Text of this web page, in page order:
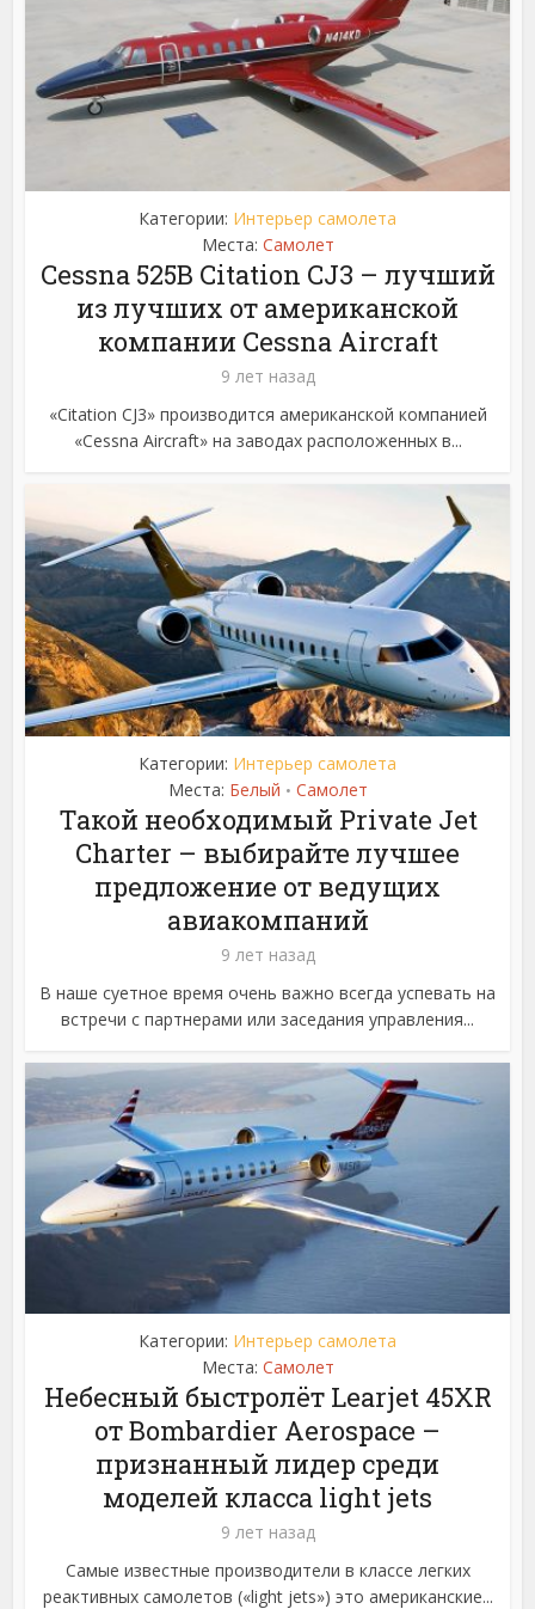
Категории: Интерьер самолета
Места: Самолет
Cessna 525B Citation CJ3 – лучший
из лучших от американской
компании Cessna Aircraft
9 лет назад
«Citation CJ3» производится американской компанией
«Cessna Aircraft» на заводах расположенных в...
Категории: Интерьер самолета
Места: Белый • Самолет
Такой необходимый Private Jet
Charter – выбирайте лучшее
предложение от ведущих
авиакомпаний
9 лет назад
В наше суетное время очень важно всегда успевать на
встречи с партнерами или заседания управления...
Категории: Интерьер самолета
Места: Самолет
Небесный быстролёт Learjet 45XR
от Bombardier Aerospace –
признанный лидер среди
моделей класса light jets
9 лет назад
Самые известные производители в классе легких
реактивных самолетов («light jets») это американские...